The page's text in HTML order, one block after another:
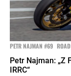
PETR NAJMAN #69
Petr Najman: „Z
IRRC“